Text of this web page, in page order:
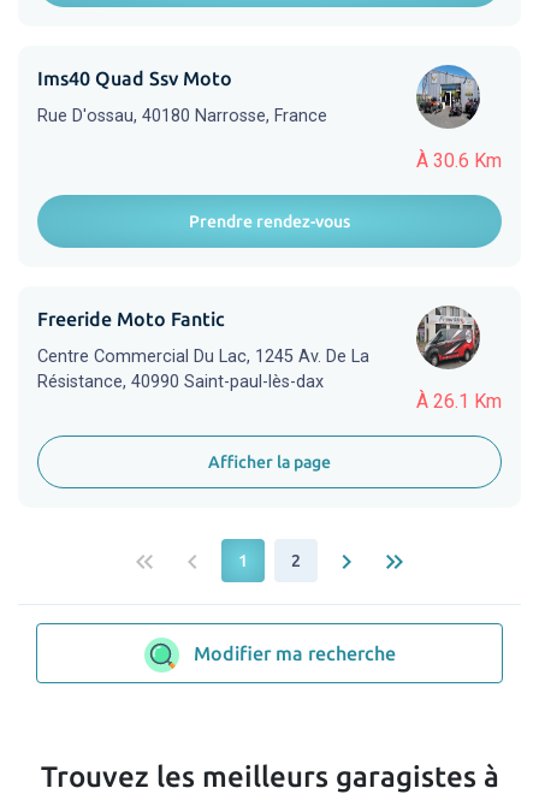
À 30.6 Km
Ims40 Quad Ssv Moto
Rue D'ossau, 40180 Narrosse, France
Prendre rendez-vous
À 26.1 Km
Freeride Moto Fantic
Centre Commercial Du Lac, 1245 Av. De La
Résistance, 40990 Saint-paul-lès-dax
Afficher la page
keyboard_double_arrow_left keyboard_arrow_left 1 2 keyboard_arrow_right keyboard_double_arrow_right
Modifier ma recherche
Trouvez les meilleurs garagistes à